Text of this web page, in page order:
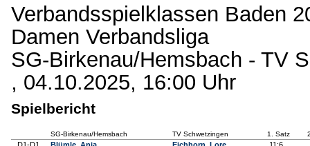
Verbandsspielklassen Baden
Damen Verbandsliga
SG-Birkenau/Hemsbach - TV
, 04.10.2025, 16:00 Uhr
Spielbericht
SG-Birkenau/Hemsbach TV Schwetzingen 1. Satz